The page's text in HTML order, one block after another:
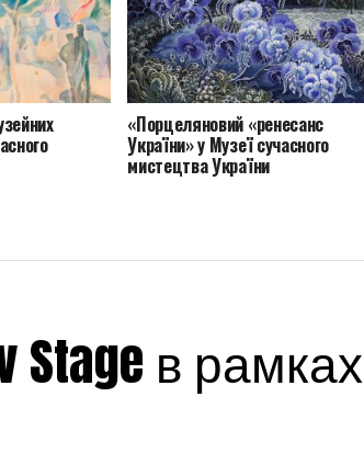
«Порцеляновий «ренесанс
України» у Музеї сучасного
мистецтва України
Stage в рамках